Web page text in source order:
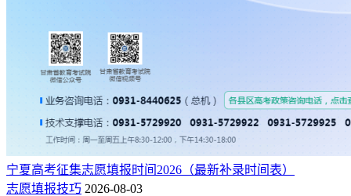
宁夏高考征集志愿填报时间2026（最新补录时间表）
志愿填报技巧 2026-08-03